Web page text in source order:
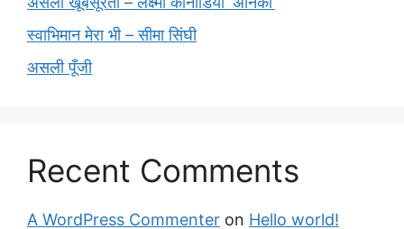
स्वाभिमान मेरा भी – सीमा सिंघी
असली पूँजी
Recent Comments
A WordPress Commenter on Hello world!